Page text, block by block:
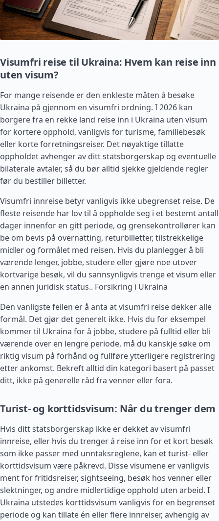
Visumfri reise til Ukraina: Hvem kan reise inn
uten visum?
For mange reisende er den enkleste måten å besøke
Ukraina på gjennom en visumfri ordning. I 2026 kan
borgere fra en rekke land reise inn i Ukraina uten visum
for kortere opphold, vanligvis for turisme, familiebesøk
eller korte forretningsreiser. Det nøyaktige tillatte
oppholdet avhenger av ditt statsborgerskap og eventuelle
bilaterale avtaler, så du bør alltid sjekke gjeldende regler
før du bestiller billetter.
Visumfri innreise betyr vanligvis ikke ubegrenset reise. De
fleste reisende har lov til å oppholde seg i et bestemt antall
dager innenfor en gitt periode, og grensekontrollører kan
be om bevis på overnatting, returbilletter, tilstrekkelige
midler og formålet med reisen. Hvis du planlegger å bli
værende lenger, jobbe, studere eller gjøre noe utover
kortvarige besøk, vil du sannsynligvis trenge et visum eller
en annen juridisk status.. Forsikring i Ukraina
Den vanligste feilen er å anta at visumfri reise dekker alle
formål. Det gjør det generelt ikke. Hvis du for eksempel
kommer til Ukraina for å jobbe, studere på fulltid eller bli
værende over en lengre periode, må du kanskje søke om
riktig visum på forhånd og fullføre ytterligere registrering
etter ankomst. Bekreft alltid din kategori basert på passet
ditt, ikke på generelle råd fra venner eller fora.
Turist- og korttidsvisum: Når du trenger dem
Hvis ditt statsborgerskap ikke er dekket av visumfri
innreise, eller hvis du trenger å reise inn for et kort besøk
som ikke passer med unntaksreglene, kan et turist- eller
korttidsvisum være påkrevd. Disse visumene er vanligvis
ment for fritidsreiser, sightseeing, besøk hos venner eller
slektninger, og andre midlertidige opphold uten arbeid. I
Ukraina utstedes korttidsvisum vanligvis for en begrenset
periode og kan tillate én eller flere innreiser, avhengig av